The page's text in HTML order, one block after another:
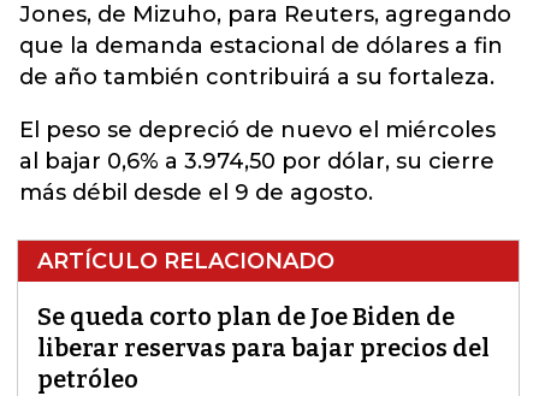
Jones, de Mizuho, para Reuters, agregando
que la demanda estacional de dólares a fin
de año también contribuirá a su fortaleza.
El peso se depreció de nuevo el miércoles
al bajar 0,6% a 3.974,50 por dólar, su cierre
más débil desde el 9 de agosto.
ARTÍCULO RELACIONADO
Se queda corto plan de Joe Biden de
liberar reservas para bajar precios del
petróleo